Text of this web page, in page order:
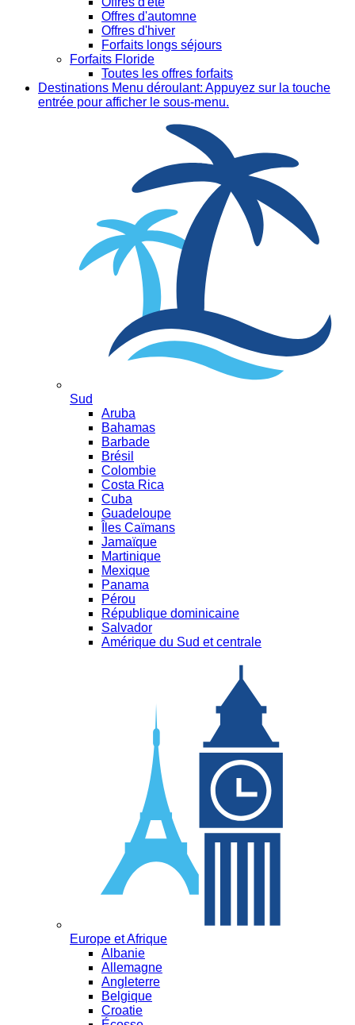
Offres d'automne
Offres d'hiver
Forfaits longs séjours
Forfaits Floride
Toutes les offres forfaits
Destinations Menu déroulant: Appuyez sur la touche
entrée pour afficher le sous-menu.
Sud
Aruba
Bahamas
Barbade
Brésil
Colombie
Costa Rica
Cuba
Guadeloupe
Îles Caïmans
Jamaïque
Martinique
Mexique
Panama
Pérou
République dominicaine
Salvador
Amérique du Sud et centrale
Europe et Afrique
Albanie
Allemagne
Angleterre
Belgique
Croatie